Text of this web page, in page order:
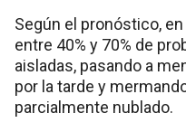
Según el pronóstico,
entre 40% y 70% de
aisladas, pasando a
por la tarde y
parcialmente nublado.